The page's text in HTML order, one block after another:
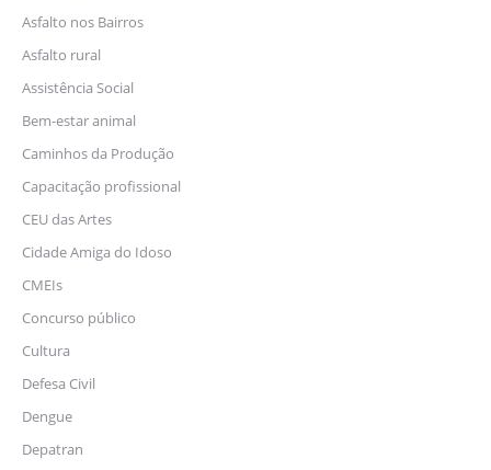
Asfalto nos Bairros
Asfalto rural
Assistência Social
Bem-estar animal
Caminhos da Produção
Capacitação profissional
CEU das Artes
Cidade Amiga do Idoso
CMEIs
Concurso público
Cultura
Defesa Civil
Dengue
Depatran